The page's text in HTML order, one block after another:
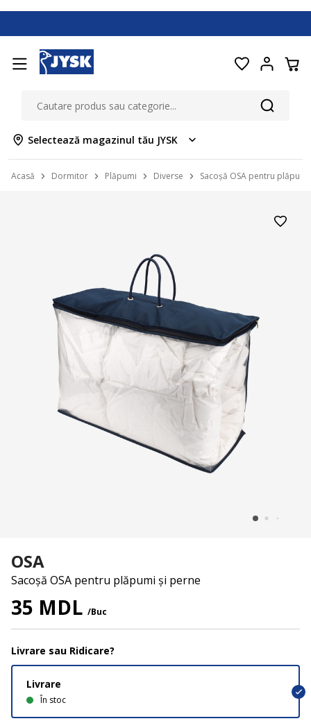
Selectează magazinul tău JYSK
Acasă Dormitor Plăpumi Diverse Sacoșă OSA pentru
OSA
Sacoșă OSA pentru plăpumi și perne
35 MDL /Buc
Livrare sau Ridicare?
Livrare
În stoc